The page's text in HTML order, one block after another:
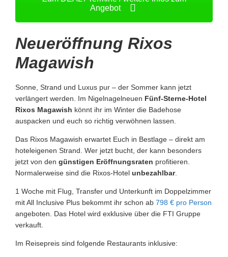
Angebot
Neueröffnung Rixos
Magawish
Sonne, Strand und Luxus pur – der Sommer kann jetzt
verlängert werden. Im Nigelnagelneuen Fünf-Sterne-Hotel
Rixos Magawish könnt ihr im Winter die Badehose
auspacken und euch so richtig verwöhnen lassen.
Das Rixos Magawish erwartet Euch in Bestlage – direkt am
hoteleigenen Strand. Wer jetzt bucht, der kann besonders
jetzt von den günstigen Eröffnungsraten profitieren.
Normalerweise sind die Rixos-Hotel unbezahlbar.
1 Woche mit Flug, Transfer und Unterkunft im Doppelzimmer
mit All Inclusive Plus bekommt ihr schon ab 798 € pro Person
angeboten. Das Hotel wird exklusive über die FTI Gruppe
verkauft.
Im Reisepreis sind folgende Restaurants inklusive: